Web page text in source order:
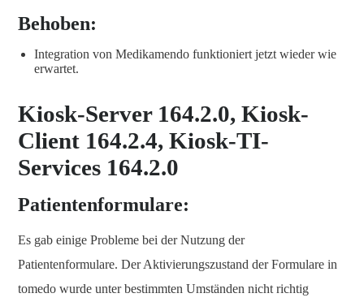
Behoben:
Integration von Medikamendo funktioniert jetzt wieder wie
erwartet.
Kiosk-Server 164.2.0, Kiosk-
Client 164.2.4, Kiosk-TI-
Services 164.2.0
Patientenformulare:
Es gab einige Probleme bei der Nutzung der
Patientenformulare. Der Aktivierungszustand der Formulare in
tomedo wurde unter bestimmten Umständen nicht richtig